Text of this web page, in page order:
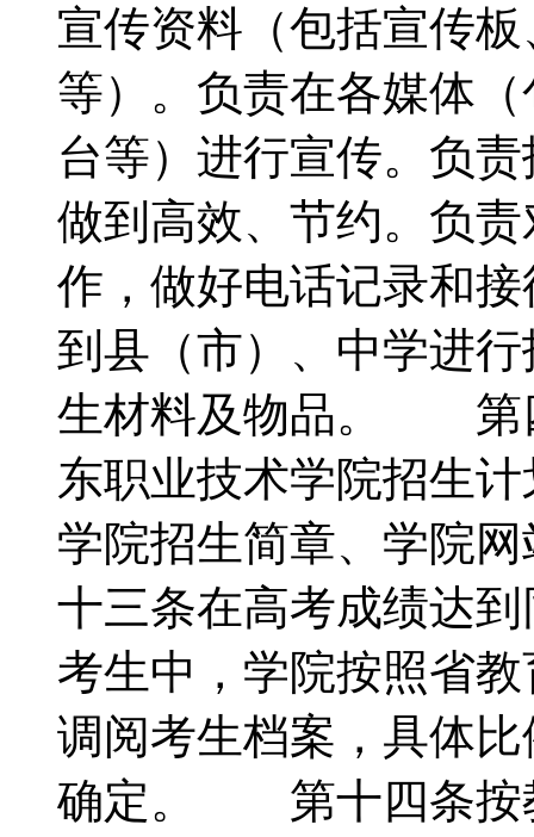
宣传资料（包括宣传
等）。负责在各媒体
台等）进行宣传。负
做到高效、节约。负
作，做好电话记录和
到县（市）、中学进
生材料及物品。 第
东职业技术学院招生
学院招生简章、学院
十三条在高考成绩达
考生中，学院按照省
调阅考生档案，具体
确定。 第十四条按